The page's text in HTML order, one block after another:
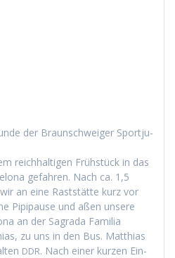
der Braun­schweiger Sportju­
reich­halti­gen Früh­stück in das
gefahren. Nach ca. 1,5
an eine Rast­stätte kurz vor
Pip­i­pause und aßen unsere
an der Sagra­da Famil­ia
zu uns in den Bus. Matthias
DDR. Nach ein­er kurzen Ein­